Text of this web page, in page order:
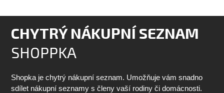
CHYTRÝ NÁKUPNÍ SEZNAM
SHOPPKA
Shopka je chytrý nákupní seznam. Umožňuje vám snadno
sdílet nákupní seznamy s členy vaší rodiny či domácnosti.